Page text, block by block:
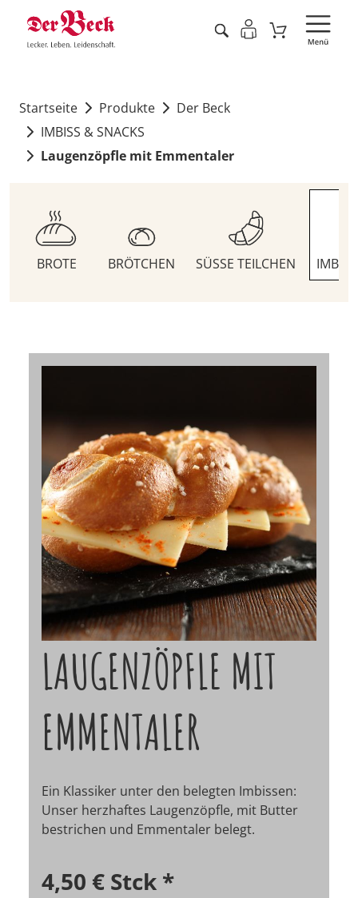
Startseite Produkte
Der Beck
IMBISS & SNACKS
Laugenzöpfle mit Emmentaler
BROTE BRÖTCHEN SÜSSE TEILCHEN
LAUGENZÖPFLE MIT
EMMENTALER
Ein Klassiker unter den belegten Imbissen:
Unser herzhaftes Laugenzöpfle, mit Butter
bestrichen und Emmentaler belegt.
4,50 € Stck *